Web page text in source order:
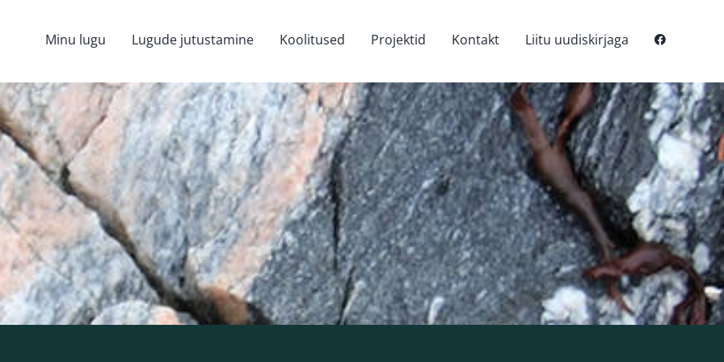
Minu lugu Lugude jutustamine Koolitused Projektid Kontakt Liitu uudiskirjaga